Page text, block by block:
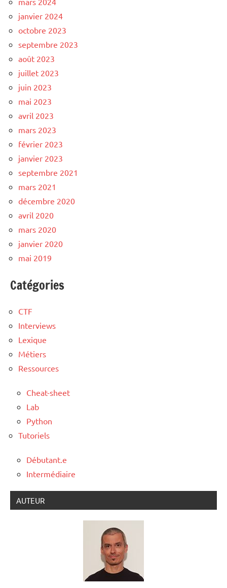
janvier 2024
octobre 2023
septembre 2023
août 2023
juillet 2023
juin 2023
mai 2023
avril 2023
mars 2023
février 2023
janvier 2023
septembre 2021
mars 2021
décembre 2020
avril 2020
mars 2020
janvier 2020
mai 2019
Catégories
CTF
Interviews
Lexique
Métiers
Ressources
Cheat-sheet
Lab
Python
Tutoriels
Débutant.e
Intermédiaire
AUTEUR